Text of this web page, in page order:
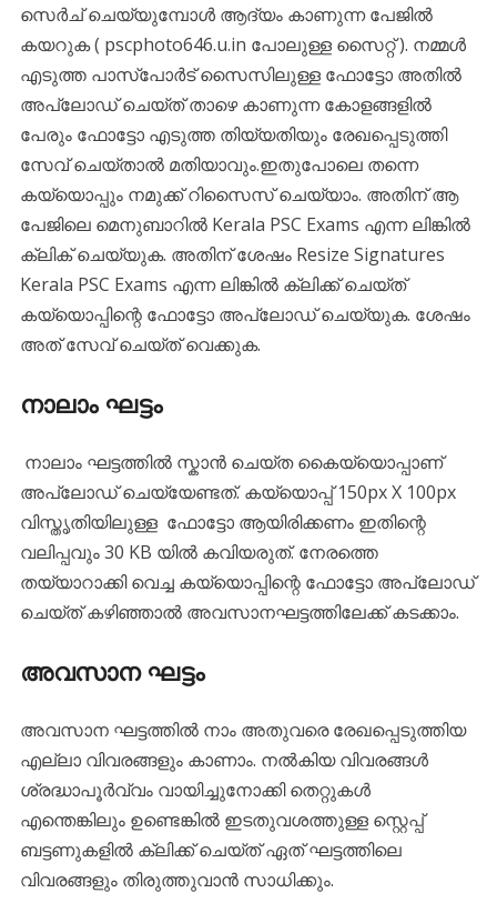
സെർച് ചെയ്യുമ്പോൾ ആദ്യം കാണുന്ന പേജിൽ
കയറുക ( pscphoto646.u.in പോലുള്ള സൈറ്റ് ). നമ്മൾ
എടുത്ത പാസ്പോർട് സൈസിലുള്ള ഫോട്ടോ അതിൽ
അപ്‌ലോഡ് ചെയ്ത് താഴെ കാണുന്ന കോളങ്ങളിൽ
പേരും ഫോട്ടോ എടുത്ത തിയ്യതിയും രേഖപ്പെടുത്തി
സേവ് ചെയ്താൽ മതിയാവും.ഇതുപോലെ തന്നെ
കയ്യൊപ്പും നമുക്ക് റിസൈസ് ചെയ്യാം. അതിന് ആ
പേജിലെ മെനുബാറിൽ Kerala PSC Exams എന്ന ലിങ്കിൽ
ക്ലിക് ചെയ്യുക. അതിന് ശേഷം Resize Signatures
Kerala PSC Exams എന്ന ലിങ്കിൽ ക്ലിക്ക് ചെയ്ത്
കയ്യൊപ്പിന്റെ ഫോട്ടോ അപ്‌ലോഡ് ചെയ്യുക. ശേഷം
അത് സേവ് ചെയ്ത് വെക്കുക.
നാലാം ഘട്ടം
നാലാം ഘട്ടത്തിൽ സ്കാൻ ചെയ്ത കൈയ്യൊപ്പാണ്
അപ്‌ലോഡ് ചെയ്യേണ്ടത്. കയ്യൊപ്പ് 150px X 100px
വിസ്തൃതിയിലുള്ള ഫോട്ടോ ആയിരിക്കണം ഇതിന്റെ
വലിപ്പവും 30 KB യിൽ കവിയരുത്. നേരത്തെ
തയ്യാറാക്കി വെച്ച കയ്യൊപ്പിന്റെ ഫോട്ടോ അപ്‌ലോഡ്
ചെയ്ത് കഴിഞ്ഞാൽ അവസാനഘട്ടത്തിലേക്ക് കടക്കാം.
അവസാന ഘട്ടം
അവസാന ഘട്ടത്തിൽ നാം അതുവരെ രേഖപ്പെടുത്തിയ
എല്ലാ വിവരങ്ങളും കാണാം. നൽകിയ വിവരങ്ങൾ
ശ്രദ്ധാപൂർവ്വം വായിച്ചുനോക്കി തെറ്റുകൾ
എന്തെങ്കിലും ഉണ്ടെങ്കിൽ ഇടതുവശത്തുള്ള സ്റ്റെപ്പ്
ബട്ടണുകളിൽ ക്ലിക്ക് ചെയ്ത് ഏത് ഘട്ടത്തിലെ
വിവരങ്ങളും തിരുത്തുവാൻ സാധിക്കും.